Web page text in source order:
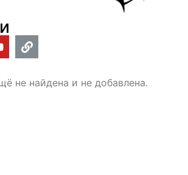
не найдена и не добавлена.